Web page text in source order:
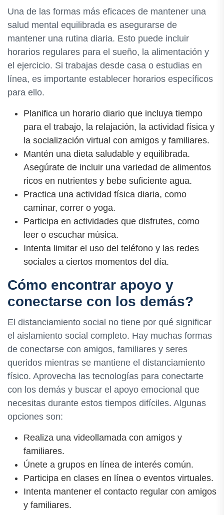
Una de las formas más eficaces de mantener una
salud mental equilibrada es asegurarse de
mantener una rutina diaria. Esto puede incluir
horarios regulares para el sueño, la alimentación y
el ejercicio. Si trabajas desde casa o estudias en
línea, es importante establecer horarios específicos
para ello.
Planifica un horario diario que incluya tiempo
para el trabajo, la relajación, la actividad física y
la socialización virtual con amigos y familiares.
Mantén una dieta saludable y equilibrada.
Asegúrate de incluir una variedad de alimentos
ricos en nutrientes y bebe suficiente agua.
Practica una actividad física diaria, como
caminar, correr o yoga.
Participa en actividades que disfrutes, como
leer o escuchar música.
Intenta limitar el uso del teléfono y las redes
sociales a ciertos momentos del día.
Cómo encontrar apoyo y
conectarse con los demás?
El distanciamiento social no tiene por qué significar
el aislamiento social completo. Hay muchas formas
de conectarse con amigos, familiares y seres
queridos mientras se mantiene el distanciamiento
físico. Aprovecha las tecnologías para conectarte
con los demás y buscar el apoyo emocional que
necesitas durante estos tiempos difíciles. Algunas
opciones son:
Realiza una videollamada con amigos y
familiares.
Únete a grupos en línea de interés común.
Participa en clases en línea o eventos virtuales.
Intenta mantener el contacto regular con amigos
y familiares.